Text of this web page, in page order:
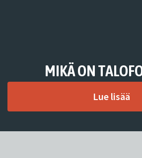
MIKÄ ON
Lue lisää